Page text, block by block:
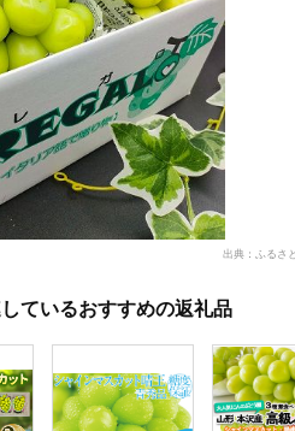
出典：ふるさ
ているおすすめの返礼品